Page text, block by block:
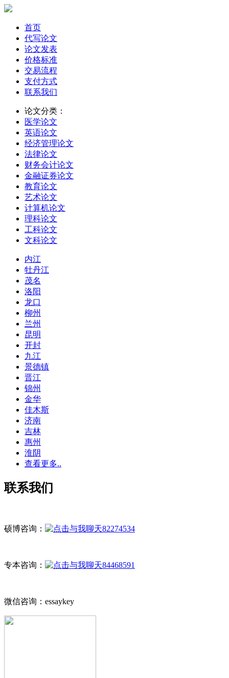
首页
代写论文
论文发表
价格标准
交易流程
支付方式
联系我们
论文分类：
医学论文
英语论文
经济管理论文
法律论文
财务会计论文
金融证券论文
教育论文
艺术论文
计算机论文
理科论文
工科论文
文科论文
内江
牡丹江
茂名
洛阳
龙口
柳州
兰州
昆明
开封
九江
景德镇
晋江
锦州
金华
佳木斯
济南
吉林
惠州
淮阴
查看更多..
联系我们
硕博咨询： 82274534
专本咨询： 84468591
微信咨询：essaykey